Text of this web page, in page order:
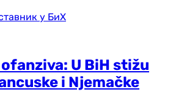
U BiH stižu
i Njemačke